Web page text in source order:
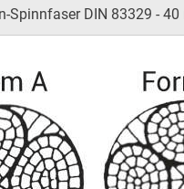
Spinnfaser DIN 83329 - 40